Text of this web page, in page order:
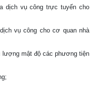
dịch vụ công trực tuyến cho
vụ công cho cơ quan nhà
lượng mật độ các phương tiện